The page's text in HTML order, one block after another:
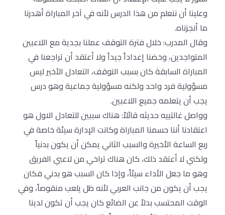
وعلينا أن نتعلم من هذا الدرس لأنه في آخر المباراة أهدرنا
ما أنجزناه.
وقال المدرب: خلال فترة التوقف عملنا بجدية مع اللاعبين
المتواجدين، وخضنا إعداداً جيداً ولا أعتقد أن تراجعنا في
المباراة السابقة كان بسبب التوقف، التعادل الأخير ليس
مسؤولية فرد واحد ولكنه مسؤولية جماعية وهو درس
يجب أن يتعلمه جميع اللاعبين.
وواصل غالتييه حديثه قائلاً: هناك سببين للتعادل الاول هو
اعتقادنا أننا حسمنا المباراة وكانت الإدارة سيئة خاصة في
ربع الساعة الأخيرة والسبب الثاني يمكن أن يكون بدنياً
ولكني لا أعتقد ذلك، كان هناك تراخي من لاعبي الفريق
وهو ما جعل الأداء سيئاً، وإذا كان السبب هو بدني فكان
يجب أن يكون من جانب العربي لأنه ظل يلعب منقوصاً، وفي
الوقت المحتسب بدلاً عن الضائع كان يجب أن تكون لدينا